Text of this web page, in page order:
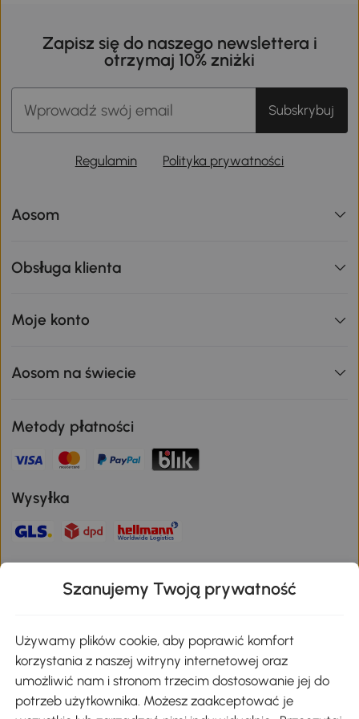
Zapisz się do naszego newslettera i
otrzymaj 10% zniżki
Subskrybuj
Regulamin Polityka prywatności
Aosom
Obsługa klienta
Moje konto
Aosom na świecie
Metody płatności
Wysyłka
Pobierz aplikację Aosom
Google Play
Szanujemy Twoją prywatność
Używamy plików cookie, aby poprawić komfort
korzystania z naszej witryny internetowej oraz
umożliwić nam i stronom trzecim dostosowanie jej do
potrzeb użytkownika. Możesz zaakceptować je